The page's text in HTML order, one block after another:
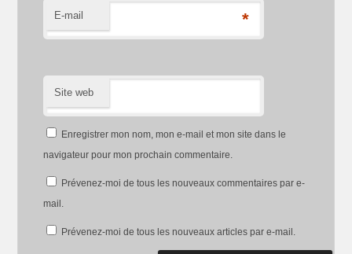
E-mail *
Site web
Enregistrer mon nom, mon e-mail et mon site dans le
navigateur pour mon prochain commentaire.
Prévenez-moi de tous les nouveaux commentaires par e-
mail.
Prévenez-moi de tous les nouveaux articles par e-mail.